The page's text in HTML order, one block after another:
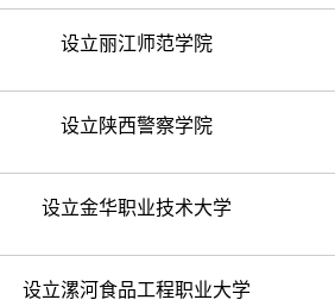
设立丽江师范学院
设立陕西警察学院
设立金华职业技术大学
设立漯河食品工程职业大学